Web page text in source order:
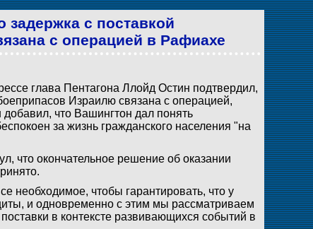
задержка с поставкой
с операцией в Рафиахе
глава Пентагона Ллойд Остин подтвердил,
Израилю связана с операцией,
что Вашингтон дал понять
за жизнь гражданского населения "на
что окончательное решение об оказании
необходимое, чтобы гарантировать, что у
и одновременно с этим мы рассматриваем
в контексте развивающихся событий в